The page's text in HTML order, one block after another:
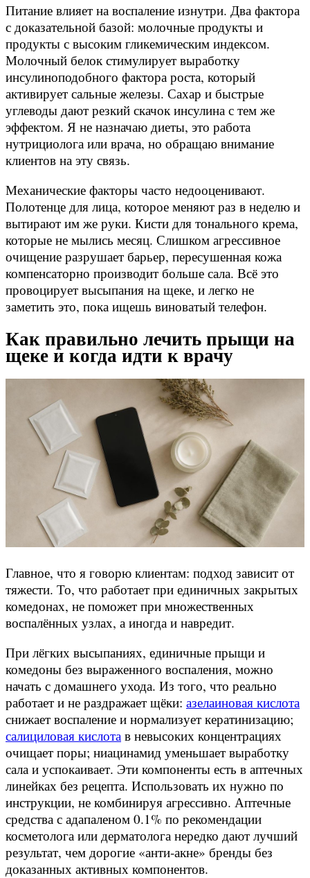
Питание влияет на воспаление изнутри. Два фактора
с доказательной базой: молочные продукты и
продукты с высоким гликемическим индексом.
Молочный белок стимулирует выработку
инсулиноподобного фактора роста, который
активирует сальные железы. Сахар и быстрые
углеводы дают резкий скачок инсулина с тем же
эффектом. Я не назначаю диеты, это работа
нутрициолога или врача, но обращаю внимание
клиентов на эту связь.
Механические факторы часто недооценивают.
Полотенце для лица, которое меняют раз в неделю и
вытирают им же руки. Кисти для тонального крема,
которые не мылись месяц. Слишком агрессивное
очищение разрушает барьер, пересушенная кожа
компенсаторно производит больше сала. Всё это
провоцирует высыпания на щеке, и легко не
заметить это, пока ищешь виноватый телефон.
Как правильно лечить прыщи на
щеке и когда идти к врачу
Главное, что я говорю клиентам: подход зависит от
тяжести. То, что работает при единичных закрытых
комедонах, не поможет при множественных
воспалённых узлах, а иногда и навредит.
При лёгких высыпаниях, единичные прыщи и
комедоны без выраженного воспаления, можно
начать с домашнего ухода. Из того, что реально
работает и не раздражает щёки: азелаиновая кислота
снижает воспаление и нормализует кератинизацию;
салициловая кислота в невысоких концентрациях
очищает поры; ниацинамид уменьшает выработку
сала и успокаивает. Эти компоненты есть в аптечных
линейках без рецепта. Использовать их нужно по
инструкции, не комбинируя агрессивно. Аптечные
средства с адапаленом 0.1% по рекомендации
косметолога или дерматолога нередко дают лучший
результат, чем дорогие «анти-акне» бренды без
доказанных активных компонентов.